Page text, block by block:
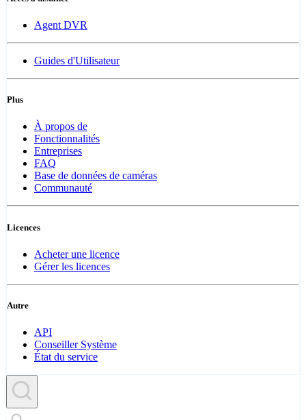
Agent DVR
Guides d'Utilisateur
Plus
À propos de
Fonctionnalités
Entreprises
FAQ
Base de données de caméras
Communauté
Licences
Acheter une licence
Gérer les licences
Autre
API
Conseiller Système
État du service